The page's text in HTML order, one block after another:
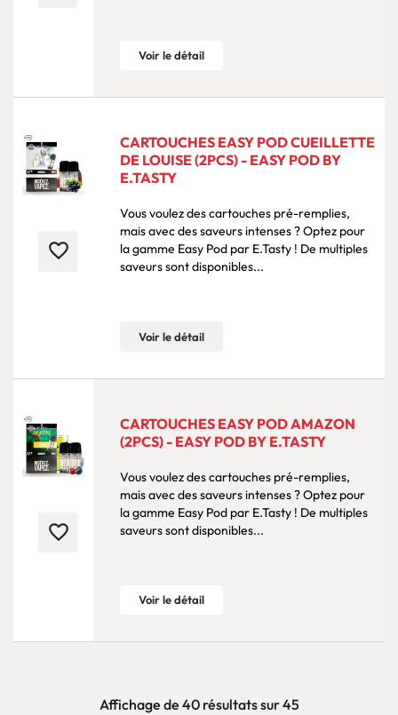
Voir le détail
favorite_border
CARTOUCHES EASY POD CUEILLETTE
DE LOUISE (2PCS) - EASY POD BY
E.TASTY
Vous voulez des cartouches pré-remplies,
mais avec des saveurs intenses ? Optez pour
la gamme Easy Pod par E.Tasty ! De multiples
saveurs sont disponibles...
Voir le détail
favorite_border
CARTOUCHES EASY POD AMAZON
(2PCS) - EASY POD BY E.TASTY
Vous voulez des cartouches pré-remplies,
mais avec des saveurs intenses ? Optez pour
la gamme Easy Pod par E.Tasty ! De multiples
saveurs sont disponibles...
Voir le détail
Affichage de 40 résultats sur 45